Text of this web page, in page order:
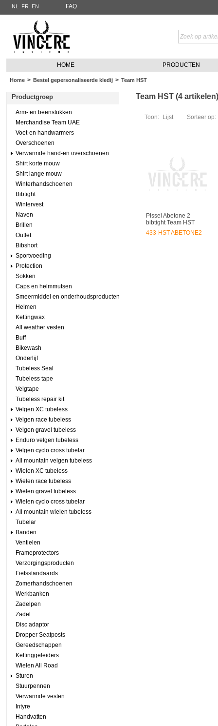
NL FR EN FAQ
HOME PRODUCTEN
Home > Bestel gepersonaliseerde kledij > Team HST
Productgroep
Arm- en beenstukken
Merchandise Team UAE
Voet-en handwarmers
Overschoenen
Verwarmde hand-en overschoenen
Shirt korte mouw
Shirt lange mouw
Winterhandschoenen
Bibtight
Wintervest
Naven
Brillen
Outlet
Bibshort
Sportvoeding
Protection
Sokken
Caps en helmmutsen
Smeermiddel en onderhoudsproducten
Helmen
Kettingwax
All weather vesten
Buff
Bikewash
Onderlijf
Tubeless Seal
Tubeless tape
Velgtape
Tubeless repair kit
Velgen XC tubeless
Velgen race tubeless
Velgen gravel tubeless
Enduro velgen tubeless
Velgen cyclo cross tubelar
All mountain velgen tubeless
Wielen XC tubeless
Wielen race tubeless
Wielen gravel tubeless
Wielen cyclo cross tubelar
All mountain wielen tubeless
Tubelar
Banden
Ventielen
Frameprotectors
Verzorgingsproducten
Fietsstandaards
Zomerhandschoenen
Werkbanken
Zadelpen
Zadel
Disc adaptor
Dropper Seatposts
Gereedschappen
Kettinggeleiders
Wielen All Road
Sturen
Stuurpennen
Verwarmde vesten
Intyre
Handvatten
Team HST (4 artikelen)
Toon: Lijst Sorteer op:
Pissei Abetone 2
bibtight Team HST
433-HST ABETONE2